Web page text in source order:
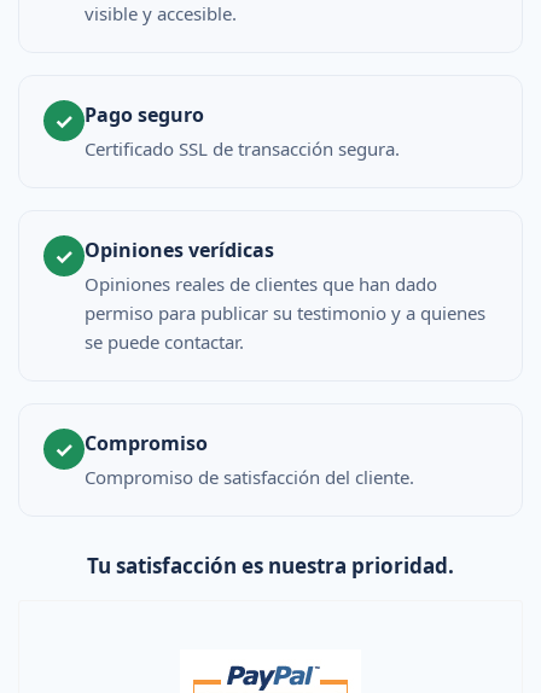
visible y accesible.
✓ Pago seguro
Certificado SSL de transacción segura.
✓ Opiniones verídicas
Opiniones reales de clientes que han dado
permiso para publicar su testimonio y a quienes
se puede contactar.
✓ Compromiso
Compromiso de satisfacción del cliente.
Tu satisfacción es nuestra prioridad.